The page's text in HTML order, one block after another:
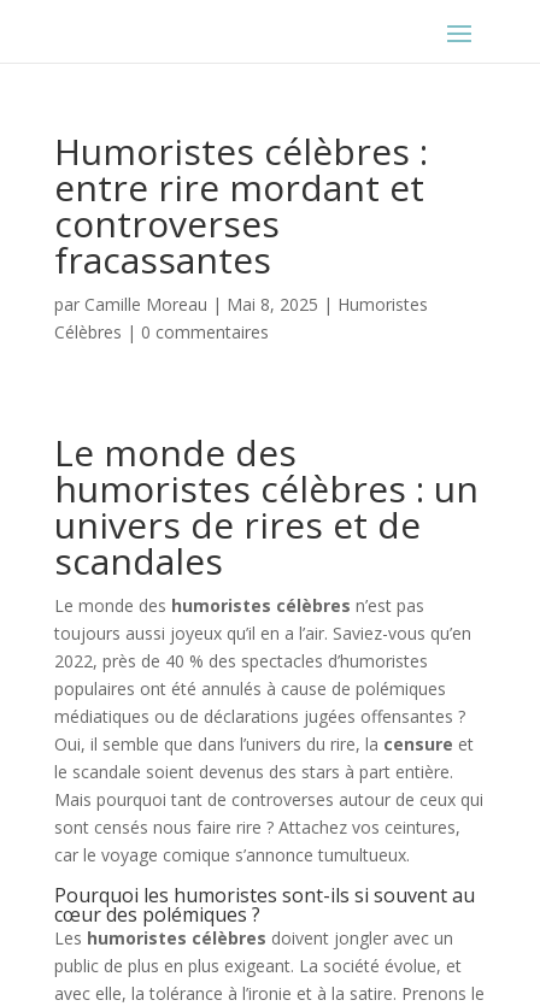
Humoristes célèbres :
entre rire mordant et
controverses
fracassantes
par Camille Moreau | Mai 8, 2025 | Humoristes
Célèbres | 0 commentaires
Le monde des
humoristes célèbres : un
univers de rires et de
scandales
Le monde des humoristes célèbres n’est pas
toujours aussi joyeux qu’il en a l’air. Saviez-vous qu’en
2022, près de 40 % des spectacles d’humoristes
populaires ont été annulés à cause de polémiques
médiatiques ou de déclarations jugées offensantes ?
Oui, il semble que dans l’univers du rire, la censure et
le scandale soient devenus des stars à part entière.
Mais pourquoi tant de controverses autour de ceux qui
sont censés nous faire rire ? Attachez vos ceintures,
car le voyage comique s’annonce tumultueux.
Pourquoi les humoristes sont-ils si souvent au
cœur des polémiques ?
Les humoristes célèbres doivent jongler avec un
public de plus en plus exigeant. La société évolue, et
avec elle, la tolérance à l’ironie et à la satire. Prenons le